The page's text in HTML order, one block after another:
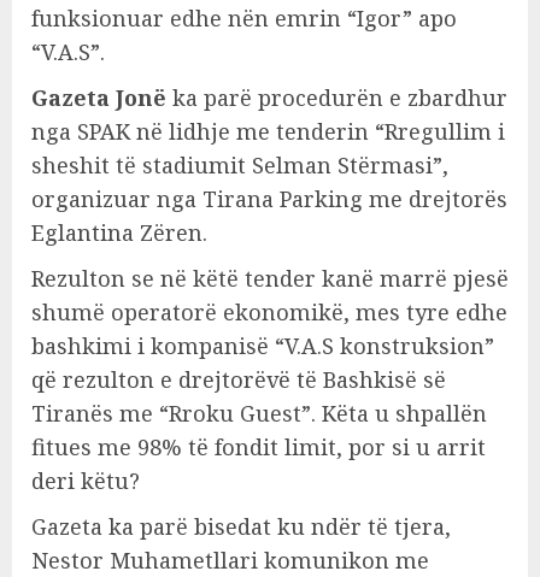
funksionuar edhe nën emrin “Igor” apo
“V.A.S”.
Gazeta Jonë ka parë procedurën e zbardhur
nga SPAK në lidhje me tenderin “Rregullim i
sheshit të stadiumit Selman Stërmasi”,
organizuar nga Tirana Parking me drejtorës
Eglantina Zëren.
Rezulton se në këtë tender kanë marrë pjesë
shumë operatorë ekonomikë, mes tyre edhe
bashkimi i kompanisë “V.A.S konstruksion”
që rezulton e drejtorëvë të Bashkisë së
Tiranës me “Rroku Guest”. Këta u shpallën
fitues me 98% të fondit limit, por si u arrit
deri këtu?
Gazeta ka parë bisedat ku ndër të tjera,
Nestor Muhametllari komunikon me